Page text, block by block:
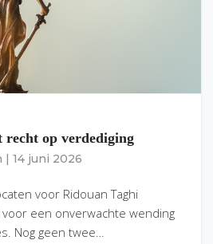
recht op verdediging
14 juni 2026
voor Ridouan Taghi
een onverwachte wending
Nog geen twee…